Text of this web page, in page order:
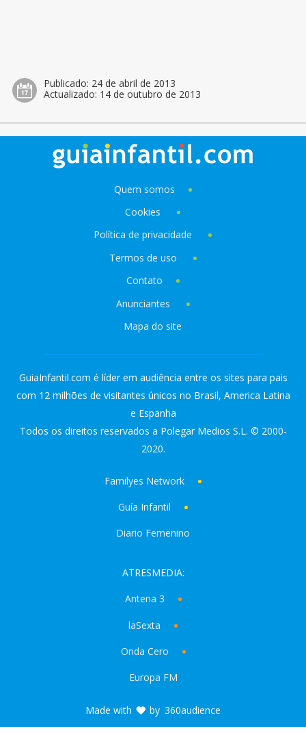
Publicado: 24 de abril de 2013
Actualizado: 14 de outubro de 2013
Quem somos
Cookies
Política de privacidade
Termos de uso
Contato
Anunciantes
Mapa do site
GuiaInfantil.com é líder em audiência entre os sites para pais
com 12 milhões de visitantes únicos no Brasil, America Latina
e Espanha
Todos os direitos reservados a Polegar Medios S.L. © 2000-
2020.
Familyes Network
Guía Infantil
Diario Femenino
ATRESMEDIA:
Antena 3
laSexta
Onda Cero
Europa FM
Made with by 360audience